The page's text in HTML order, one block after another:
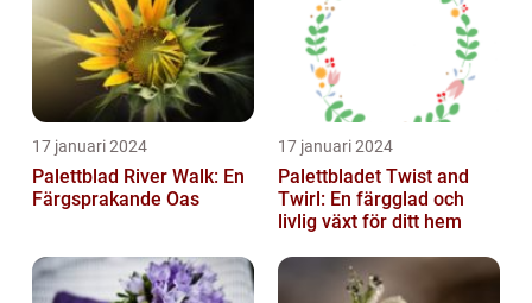
17 januari 2024
Palettblad River Walk: En
Färgsprakande Oas
17 januari 2024
Palettbladet Twist and
Twirl: En färgglad och
livlig växt för ditt hem